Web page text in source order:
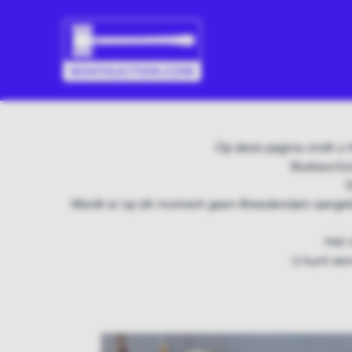
Op deze pagina vindt
Wordt er op dit moment geen Breedendam
Het
U kunt